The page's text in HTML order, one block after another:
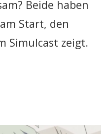
Beide haben
Start, den
Simulcast zeigt.